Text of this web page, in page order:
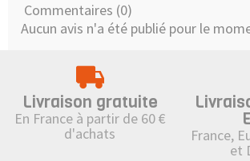
Commentaires (0)
Aucun avis n'a été publié pour le
Livraison gratuite
En France à partir de 60 €
d'achats
France,
et